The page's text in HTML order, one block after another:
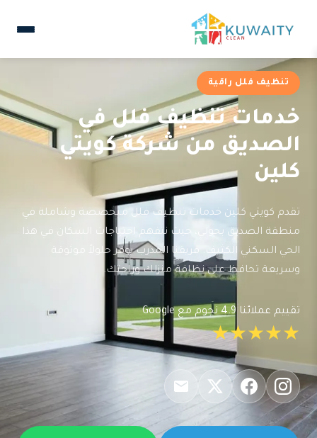
تنظيف فلل راقية
خدمات تنظيف فلل في
الصديق من شركة كويتي
كلين
تقدم كويتي كلين خدمات تنظيف فلل متخصصة وشاملة في
منطقة الصديق بحولي، حيث نتفهم احتياجات السكان في هذا
الحي السكني الكثيف. فريقنا المدرب يوفر حلولاً موثوقة
وسريعة تحافظ على نظافة منزلك وراحتك.
تقييم عملائنا 4.9 نجوم مع Google
★★★★★